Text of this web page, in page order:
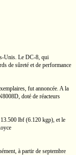
Unis. Le DC-8, qui
de sûreté et de performance
fut annoncée. A la
doté de réacteurs
13.500 lbf (6.120 kgp), et le
à partir de septembre